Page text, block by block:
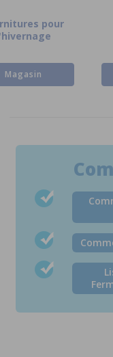
pour
Magasin